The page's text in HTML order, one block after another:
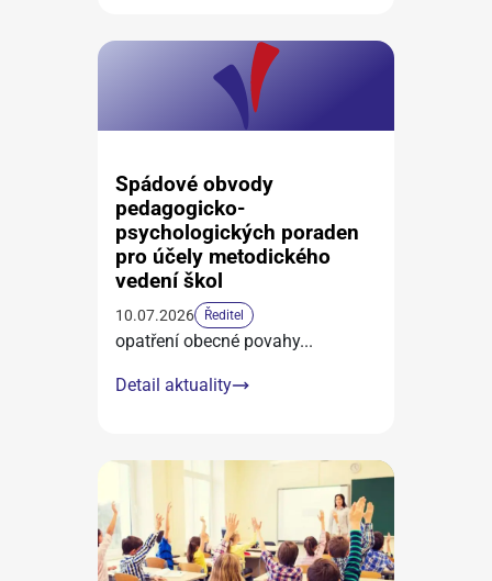
Spádové obvody
pedagogicko-
psychologických poraden
pro účely metodického
vedení škol
10.07.2026 Ředitel
opatření obecné povahy...
Detail aktuality